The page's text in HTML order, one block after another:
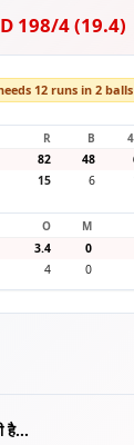
198/4 (19.4)
12 runs in 2 balls
R B
82 48
15 6
O M
3.4 0
4 0
है...